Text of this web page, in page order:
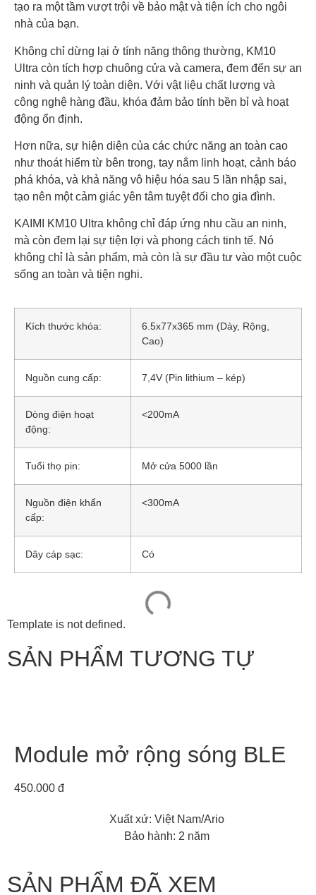
tạo ra một tầm vượt trội về bảo mật và tiện ích cho ngôi
nhà của bạn.
Không chỉ dừng lại ở tính năng thông thường, KM10
Ultra còn tích hợp chuông cửa và camera, đem đến sự an
ninh và quản lý toàn diện. Với vật liệu chất lượng và
công nghệ hàng đầu, khóa đảm bảo tính bền bỉ và hoạt
động ổn định.
Hơn nữa, sự hiện diện của các chức năng an toàn cao
như thoát hiểm từ bên trong, tay nắm linh hoạt, cảnh báo
phá khóa, và khả năng vô hiệu hóa sau 5 lần nhập sai,
tạo nên một cảm giác yên tâm tuyệt đối cho gia đình.
KAIMI KM10 Ultra không chỉ đáp ứng nhu cầu an ninh,
mà còn đem lại sự tiện lợi và phong cách tinh tế. Nó
không chỉ là sản phẩm, mà còn là sự đầu tư vào một cuộc
sống an toàn và tiện nghi.
Kích thước khóa:
6.5x77x365 mm (Dày, Rộng,
Cao)
Nguồn cung cấp: 7,4V (Pin lithium – kép)
Dòng điện hoạt
động:
<200mA
Tuổi thọ pin: Mở cửa 5000 lần
Nguồn điện khẩn
cấp:
<300mA
Dây cáp sạc: Có
Template is not defined.
SẢN PHẨM TƯƠNG TỰ
Module mở rộng sóng BLE
450.000 đ
Xuất xứ: Việt Nam/Ario
Bảo hành: 2 năm
SẢN PHẨM ĐÃ XEM